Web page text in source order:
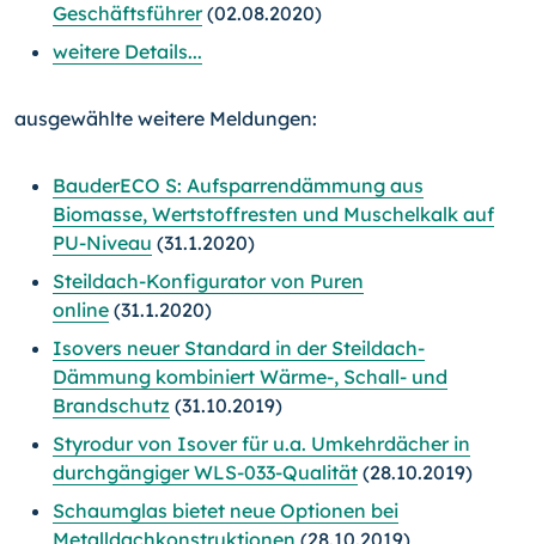
Geschäftsführer(02.08.2020)
weitere Details...
ausgewählte weitere Meldungen:
BauderECO S: Aufsparrendämmung aus
Biomasse, Wertstoffresten und Muschelkalk auf
PU-Niveau (31.1.2020)
Steildach-Konfigurator von Puren
online (31.1.2020)
Isovers neuer Standard in der Steildach-
Dämmung kombiniert Wärme-, Schall- und
Brandschutz (31.10.2019)
Styrodur von Isover für u.a. Umkehrdächer in
durchgängiger WLS-033-Qualität (28.10.2019)
Schaumglas bietet neue Optionen bei